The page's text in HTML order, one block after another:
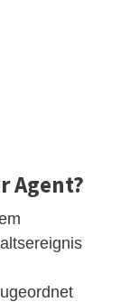
Agent?